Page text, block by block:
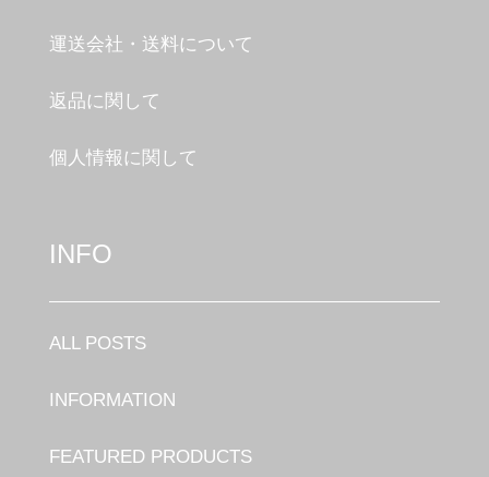
運送会社・送料について
返品に関して
個人情報に関して
INFO
ALL POSTS
INFORMATION
FEATURED PRODUCTS